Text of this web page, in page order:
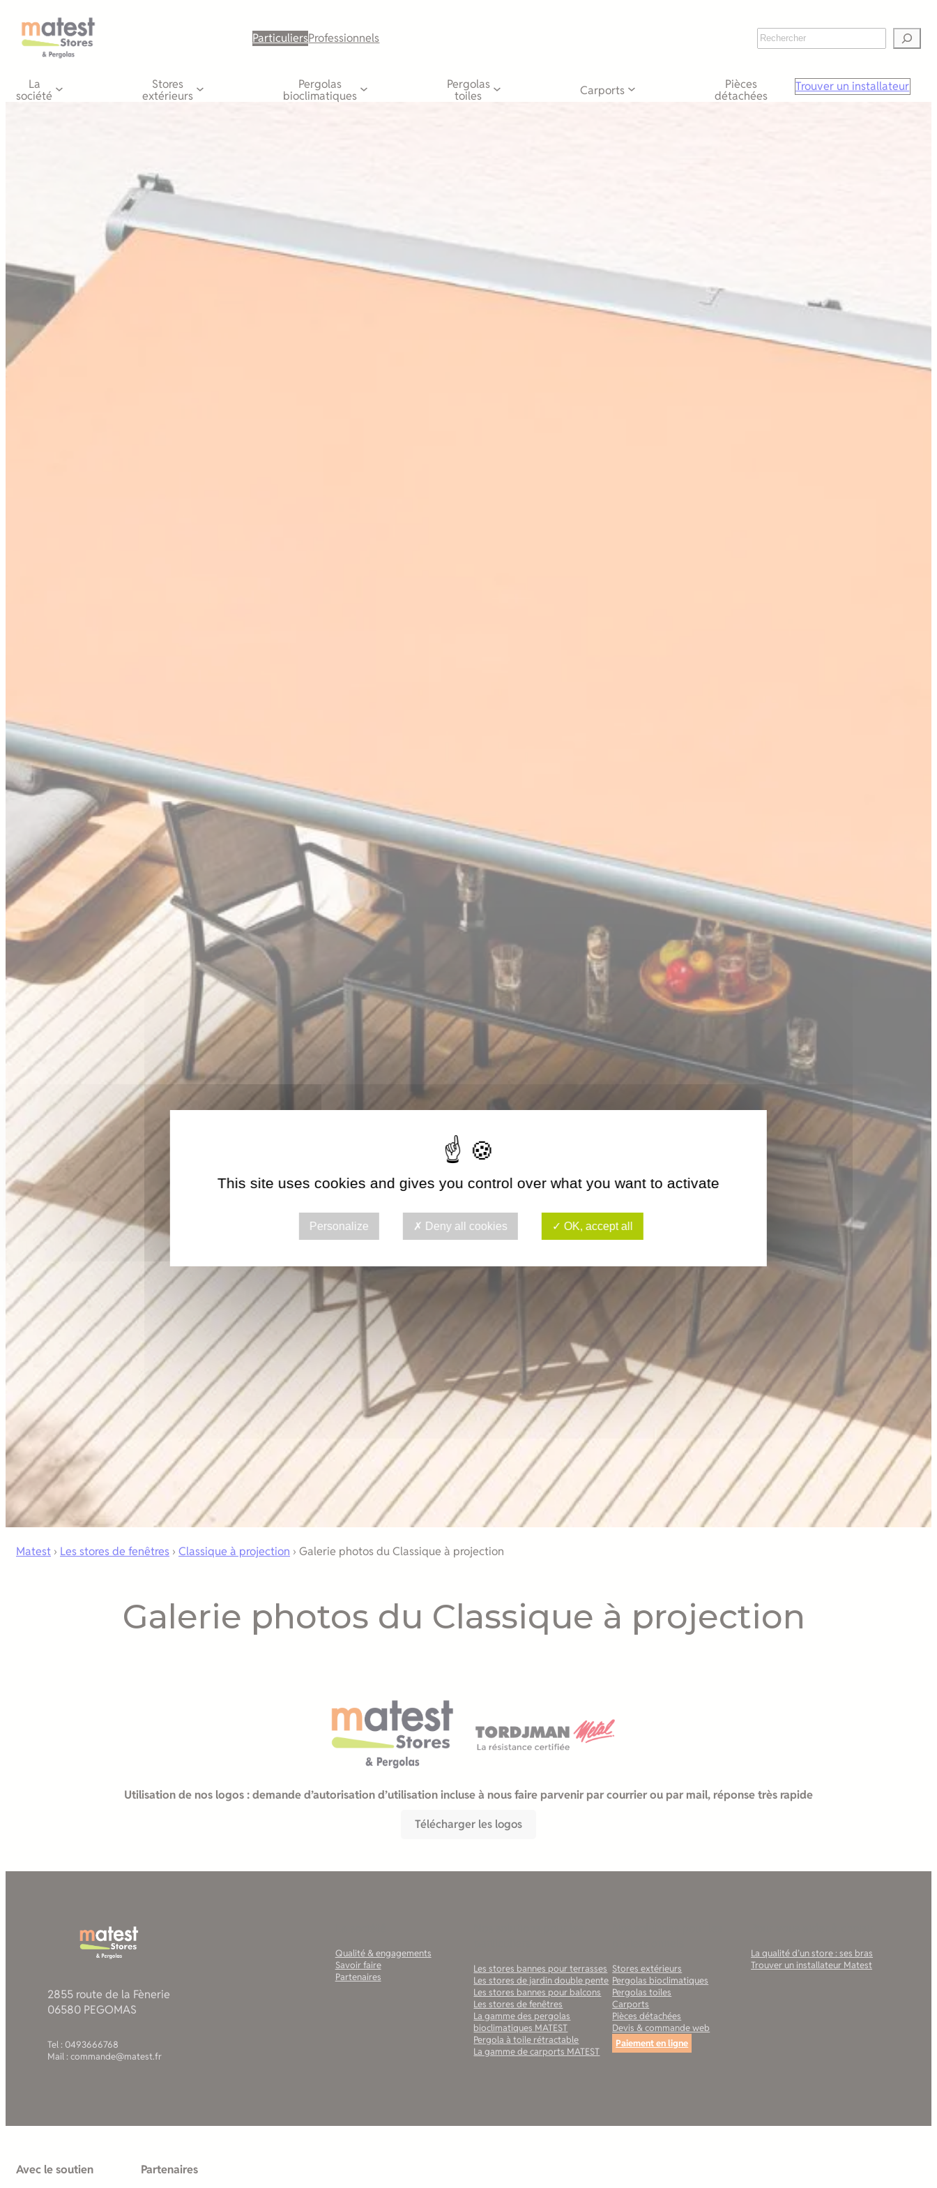
contenu
ParticuliersProfessionnels Rechercher
La
société
Stores
extérieurs
Pergolas
bioclimatiques
Pergolas
toiles
Carports
Pièces
détachées
Trouver un installateur
Matest › Les stores de fenêtres › Classique à projection › Galerie photos du Classique à projection
Galerie photos du Classique à projection
Utilisation de nos logos : demande d’autorisation d’utilisation incluse à nous faire parvenir par courrier ou par mail, réponse très rapide
Télécharger les logos
2855 route de la Fènerie
06580 PEGOMAS
Tel : 0493666768
Mail : commande@matest.fr
Qualité & engagements
Savoir faire
Partenaires
Les stores bannes pour terrasses
Les stores de jardin double pente
Les stores bannes pour balcons
Les stores de fenêtres
La gamme des pergolas
bioclimatiques MATEST
Pergola à toile rétractable
La gamme de carports MATEST
Stores extérieurs
Pergolas bioclimatiques
Pergolas toiles
Carports
Pièces détachées
Devis & commande web
Paiement en ligne
La qualité d’un store : ses bras
Trouver un installateur Matest
Avec le soutien Partenaires
This site uses cookies and gives you control over what you want to activate
Personalize Deny all cookies OK, accept all